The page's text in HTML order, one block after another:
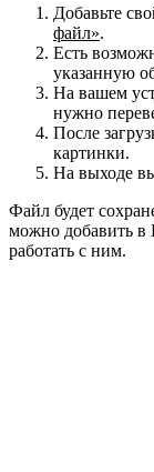
Добавьте
файл».
Есть
указанную
На вашем
нужно
После
картинки.
На выходе
Файл будет
можно добавить в
работать с ним.